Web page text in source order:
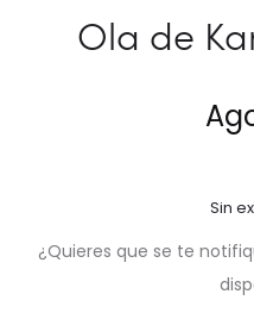
Ola de
Sin
¿Quieres que se te